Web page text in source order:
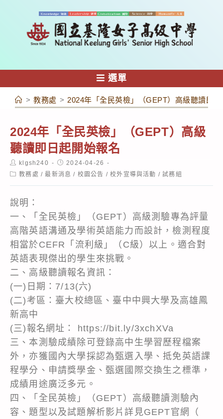
容
選單
> 教務處 > 2024年「全民英檢」（GEPT）高級聽讀即
2024年「全民英檢」（GEPT）高級
聽讀即日起開始報名
Post
author:
klgsh240
Post
published:
2024-04-26
Post教務處 / 最新消息 / 校園公告 / 校外宣導與活動 / 試務組
說明：
一、「全民英檢」（GEPT）高級測驗專為評量
高階英語溝通及學術英語能力而設計，檢測程度
相當於CEFR「流利級」（C級）以上。適合對
英語表現傑出的學生來挑戰。
二、高級聽讀報名資訊：
(一)日期：7/13(六)
(二)考區：臺大校總區、臺中中興大學及高雄鳳
新高中
(三)報名網址： https://bit.ly/3xchXVa
三、本測驗成績除可登錄高中生學習歷程檔案
外，亦獲國內大學採認為甄選入學、抵免英語課
程學分、申請獎學金、甄選國際交換生之標準，
成績用途廣泛多元。
四、「全民英檢」（GEPT）高級聽讀測驗內
容、題型以及試題解析影片詳見GEPT官網（